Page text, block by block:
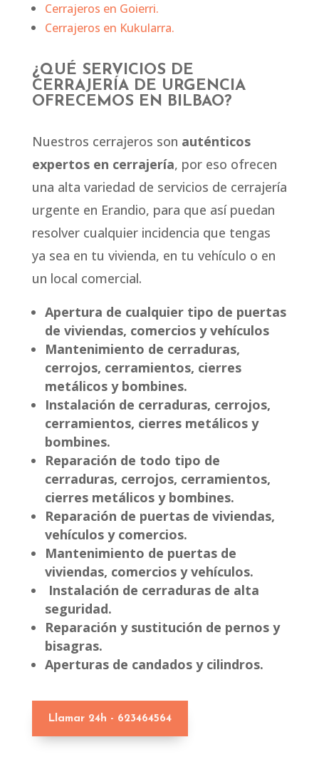
Cerrajeros en Goierri.
Cerrajeros en Kukularra.
¿QUÉ SERVICIOS DE
CERRAJERÍA DE URGENCIA
OFRECEMOS EN BILBAO?
Nuestros cerrajeros son auténticos
expertos en cerrajería, por eso ofrecen
una alta variedad de servicios de cerrajería
urgente en Erandio, para que así puedan
resolver cualquier incidencia que tengas
ya sea en tu vivienda, en tu vehículo o en
un local comercial.
Apertura de cualquier tipo de puertas
de viviendas, comercios y vehículos
Mantenimiento de cerraduras,
cerrojos, cerramientos, cierres
metálicos y bombines.
Instalación de cerraduras, cerrojos,
cerramientos, cierres metálicos y
bombines.
Reparación de todo tipo de
cerraduras, cerrojos, cerramientos,
cierres metálicos y bombines.
Reparación de puertas de viviendas,
vehículos y comercios.
Mantenimiento de puertas de
viviendas, comercios y vehículos.
Instalación de cerraduras de alta
seguridad.
Reparación y sustitución de pernos y
bisagras.
Aperturas de candados y cilindros.
Llamar 24h - 623464564